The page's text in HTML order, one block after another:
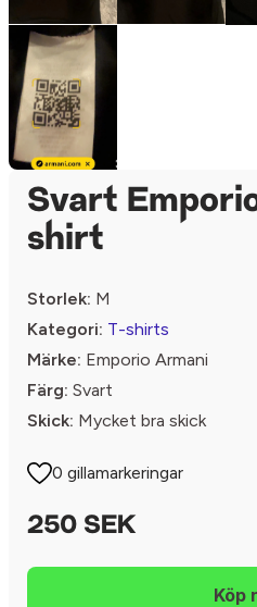
Svart
shirt
Storlek: M
Kategori: T-shirts
Märke: Emporio Armani
Färg: Svart
Skick: Mycket bra skick
0 gillamarkeringar
250 SEK